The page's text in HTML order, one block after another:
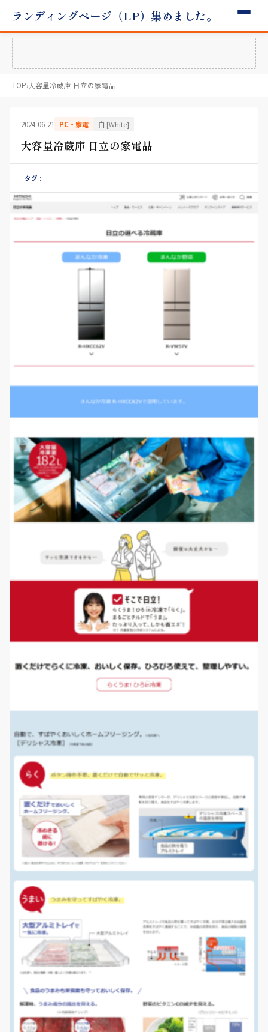
ランディングページ（LP）集めました。
TOP›大容量冷蔵庫 日立の家電品
2024-06-21 PC・家電 白 [White]
大容量冷蔵庫 日立の家電品
タグ：